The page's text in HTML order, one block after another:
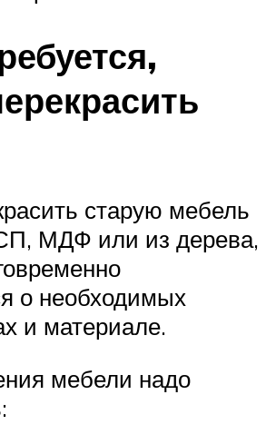
старую мебель
МДФ или из дерева,
о необходимых
и материале.
мебели надо